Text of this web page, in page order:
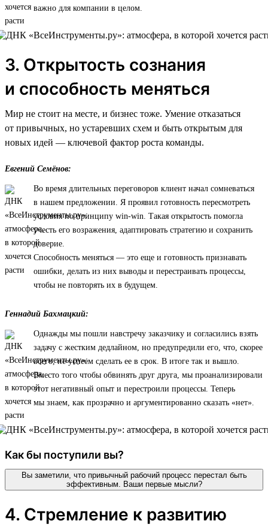
важно для компании в целом.
3. Открытость сознания
и способность меняться
Мир не стоит на месте, и бизнес тоже. Умение отказаться
от привычных, но устаревших схем и быть открытым для
новых идей — ключевой фактор роста команды.
Евгений Семёнов:
Во время длительных переговоров клиент начал сомневаться
в нашем предложении. Я проявил готовность пересмотреть
условия по принципу win-win. Такая открытость помогла
учесть его возражения, адаптировать стратегию и сохранить
доверие.
Способность меняться — это еще и готовность признавать
ошибки, делать из них выводы и перестраивать процессы,
чтобы не повторять их в будущем.
Геннадий Бахмацкий:
Однажды мы пошли навстречу заказчику и согласились взять
задачу с жестким дедлайном, но предупредили его, что, скорее
всего, не успеем сделать ее в срок. В итоге так и вышло.
Вместо того чтобы обвинять друг друга, мы проанализировали
этот негативный опыт и перестроили процессы. Теперь
мы знаем, как прозрачно и аргументированно сказать «нет».
Как бы поступили вы?
Вы заметили, что привычный рабочий процесс перестал быть
эффективным. Ваши первые мысли?
4. Стремление к развитию